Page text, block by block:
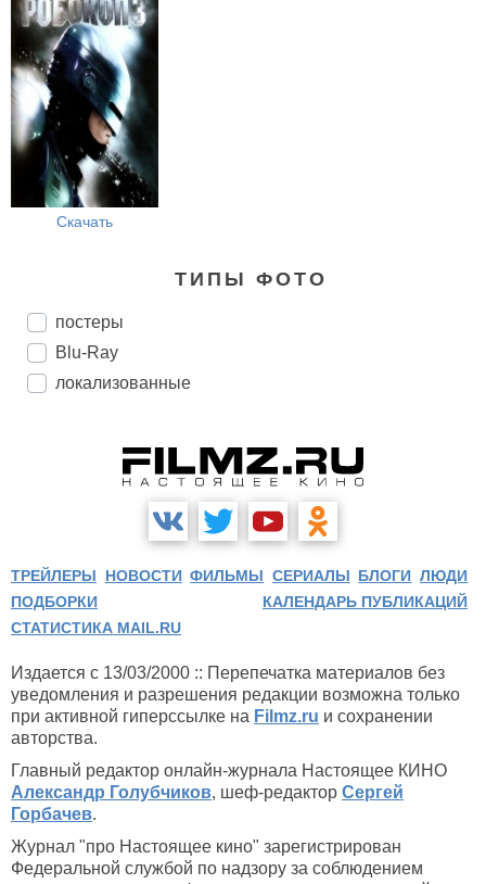
Скачать
ТИПЫ ФОТО
постеры
Blu-Ray
локализованные
ТРЕЙЛЕРЫ НОВОСТИ ФИЛЬМЫ СЕРИАЛЫ БЛОГИ ЛЮДИ
ПОДБОРКИ
КАЛЕНДАРЬ ПУБЛИКАЦИЙ
СТАТИСТИКА MAIL.RU
Издается с 13/03/2000 :: Перепечатка материалов без
уведомления и разрешения редакции возможна только
при активной гиперссылке на Filmz.ru и сохранении
авторства.
Главный редактор онлайн-журнала Настоящее КИНО
Александр Голубчиков, шеф-редактор Сергей
Горбачев.
Журнал "про Настоящее кино" зарегистрирован
Федеральной службой по надзору за соблюдением